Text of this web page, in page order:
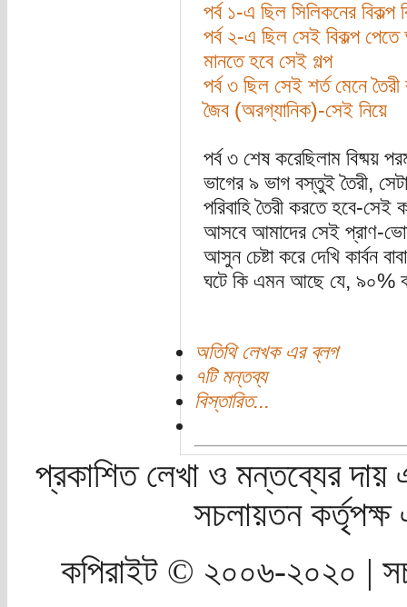
পর্ব ১-এ ছিল সিলিকনের বিকল্প
পর্ব ২-এ ছিল সেই বিকল্প পেতে
মানতে হবে সেই গল্প
পর্ব ৩ ছিল সেই শর্ত মেনে তৈরী
জৈব (অরগ্যানিক)-সেই নিয়ে
পর্ব ৩ শেষ করেছিলাম বিষ্ময়
ভাগের ৯ ভাগ বস্তুই তৈরী,
পরিবাহি তৈরী করতে হবে-
আসবে আমাদের সেই প্রাণ-
আসুন চেষ্টা করে দেখি কার্বন
ঘটে কি এমন আছে যে, ৯০%
অতিথি লেখক এর ব্লগ
৭টি মন্তব্য
বিস্তারিত...
প্রকাশিত লেখা ও মন্তব্যের দায়
সচলায়তন
কপিরাইট © ২০০৬-২০২০ |